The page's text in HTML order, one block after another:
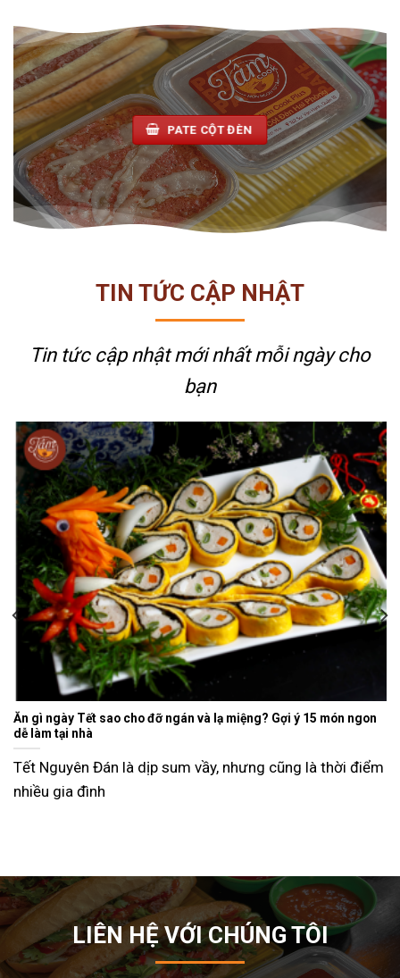
PATE CỘT ĐÈN
TIN TỨC CẬP NHẬT
Tin tức cập nhật mới nhấtmỗi ngày cho
bạn
Ăn gì ngày Tết sao cho đỡ ngán và lạ miệng? Gợi ý 15 món ngon
dễ làm tại nhà
Tết Nguyên Đán là dịp sum vầy, nhưng cũng là thời điểm
nhiều gia đình
LIÊN HỆ VỚI CHÚNG TÔI